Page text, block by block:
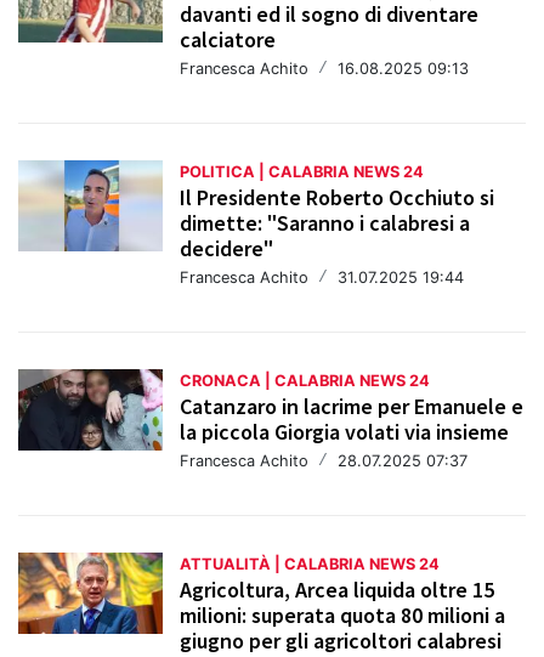
davanti ed il sogno di diventare
calciatore
Francesca Achito / 16.08.2025 09:13
POLITICA | CALABRIA NEWS 24
Il Presidente Roberto Occhiuto si
dimette: "Saranno i calabresi a
decidere"
Francesca Achito / 31.07.2025 19:44
CRONACA | CALABRIA NEWS 24
Catanzaro in lacrime per Emanuele e
la piccola Giorgia volati via insieme
Francesca Achito / 28.07.2025 07:37
ATTUALITÀ | CALABRIA NEWS 24
Agricoltura, Arcea liquida oltre 15
milioni: superata quota 80 milioni a
giugno per gli agricoltori calabresi